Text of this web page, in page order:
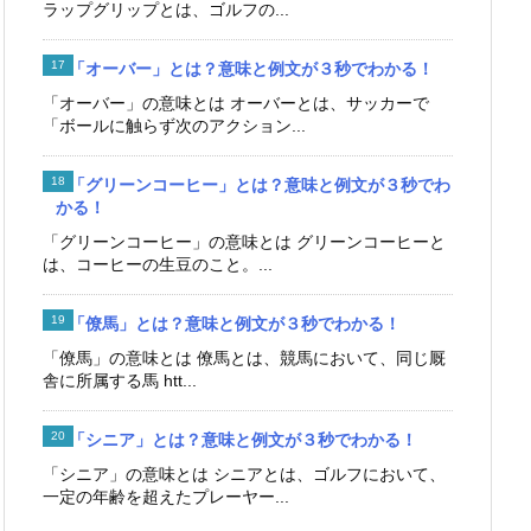
ラップグリップとは、ゴルフの...
「オーバー」とは？意味と例文が３秒でわかる！
「オーバー」の意味とは オーバーとは、サッカーで
「ボールに触らず次のアクション...
「グリーンコーヒー」とは？意味と例文が３秒でわ
かる！
「グリーンコーヒー」の意味とは グリーンコーヒーと
は、コーヒーの生豆のこと。...
「僚馬」とは？意味と例文が３秒でわかる！
「僚馬」の意味とは 僚馬とは、競馬において、同じ厩
舎に所属する馬 htt...
「シニア」とは？意味と例文が３秒でわかる！
「シニア」の意味とは シニアとは、ゴルフにおいて、
一定の年齢を超えたプレーヤー...